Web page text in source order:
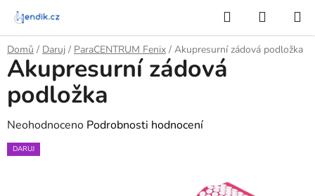
Přejít
obsah
Hledat
KOŠÍK
Domů / Daruj / ParaCENTRUM Fenix / Akupresurní zádová podložka
Akupresurní zádová
podložka
Průměrné
hodnocení
Neohodnoceno Podrobnosti hodnocení
DARUJ